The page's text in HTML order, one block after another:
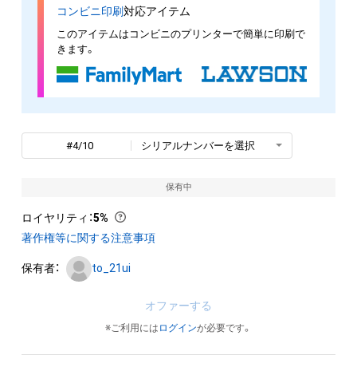
コンビニ印刷対応アイテム
このアイテムはコンビニのプリンターで簡単に印刷で
きます。
#4/10 シリアルナンバーを選択
保有中
ロイヤリティ ：5%
著作権等に関する注意事項
保有者： to_21ui
オファーする
※ご利用には ログインが必要です。